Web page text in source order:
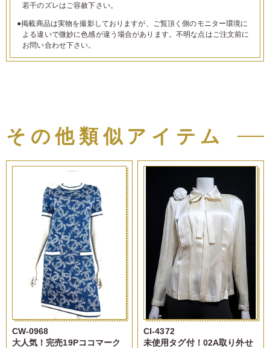
若干のズレはご容赦下さい。
●掲載商品は実物を撮影しておりますが、ご覧頂く側のモニター環境に
よる違いで微妙に色感が違う場合があります。不明な点はご注文前に
お問い合わせ下さい。
その他類似アイテム
CW-0968
大人気！完売19Pココマーク
CI-4372
未使用タグ付！02A取り外せ